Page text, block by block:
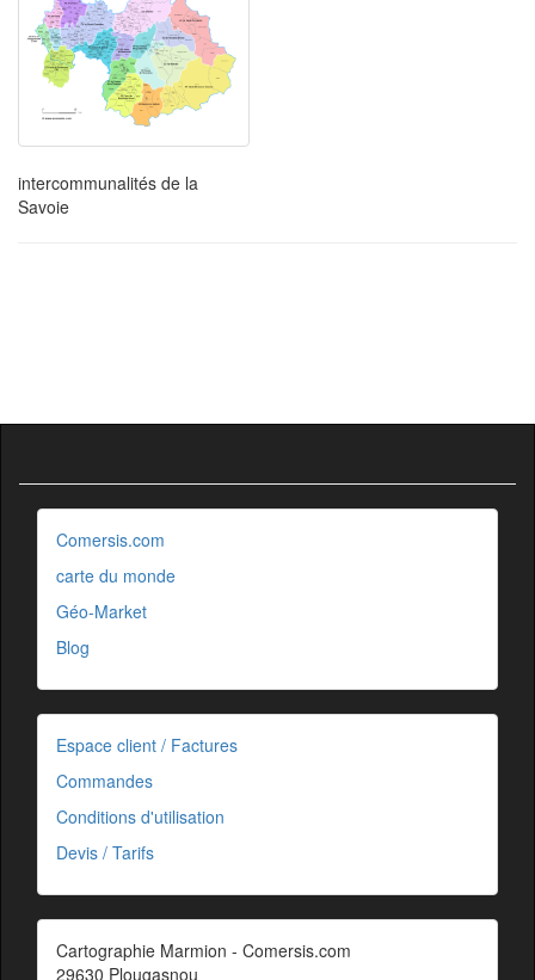
intercommunalités de la
Savoie
Comersis.com
carte du monde
Géo-Market
Blog
Espace client / Factures
Commandes
Conditions d'utilisation
Devis / Tarifs
Cartographie Marmion - Comersis.com
29630 Plougasnou